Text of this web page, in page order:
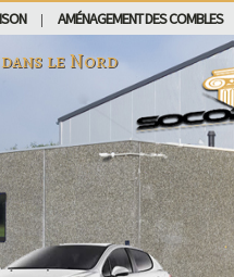
AMÉNAGEMENT DES COMBLES
le Nord